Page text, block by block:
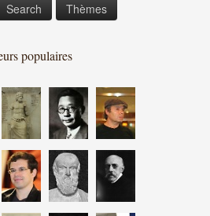
Search Thèmes
populaires